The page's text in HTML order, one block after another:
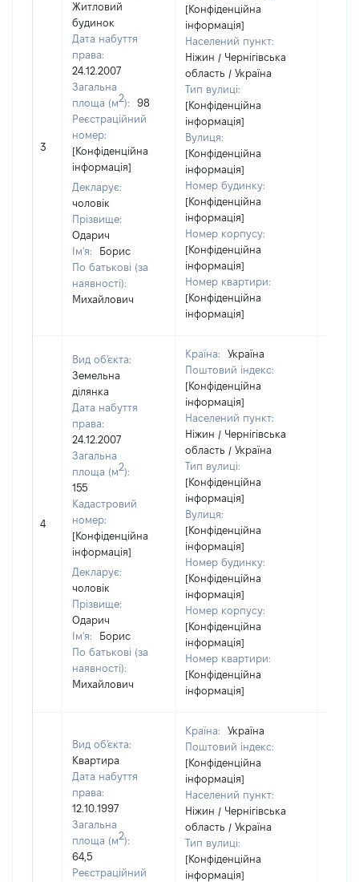
3
Житловий
будинок
Дата набуття
права:
24.12.2007
Загальна
площа (м2):
98
Реєстраційний
номер:
[Конфіденційна
інформація]
Декларує:
чоловік
Прізвище:
Одарич
Ім'я:
Борис
По батькові (за
наявності):
Михайлович
[Конфіденційна
інформація]
Населений пункт:
Ніжин / Чернігівська
область / Україна
Тип вулиці:
[Конфіденційна
інформація]
Вулиця:
[Конфіденційна
інформація]
Номер будинку:
[Конфіденційна
інформація]
Номер корпусу:
[Конфіденційна
інформація]
Номер квартири:
[Конфіденційна
інформація]
4
Вид об'єкта:
Земельна
ділянка
Дата набуття
права:
24.12.2007
Загальна
площа (м2):
155
Кадастровий
номер:
[Конфіденційна
інформація]
Декларує:
чоловік
Прізвище:
Одарич
Ім'я:
Борис
По батькові (за
наявності):
Михайлович
Країна:
Україна
Поштовий індекс:
[Конфіденційна
інформація]
Населений пункт:
Ніжин / Чернігівська
область / Україна
Тип вулиці:
[Конфіденційна
інформація]
Вулиця:
[Конфіденційна
інформація]
Номер будинку:
[Конфіденційна
інформація]
Номер корпусу:
[Конфіденційна
інформація]
Номер квартири:
[Конфіденційна
інформація]
Вид об'єкта:
Квартира
Дата набуття
права:
12.10.1997
Загальна
площа (м2):
64,5
Реєстраційний
Країна:
Україна
Поштовий індекс:
[Конфіденційна
інформація]
Населений пункт:
Ніжин / Чернігівська
область / Україна
Тип вулиці:
[Конфіденційна
інформація]